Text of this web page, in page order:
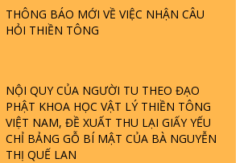
THÔNG BÁO MỚI VỀ VIỆC NHẬN CÂU
HỎI THIỀN TÔNG
NỘI QUY CỦA NGƯỜI TU THEO ĐẠO
PHẬT KHOA HỌC VẬT LÝ THIỀN TÔNG
VIỆT NAM, ĐỀ XUẤT THU LẠI GIẤY YẾU
CHỈ BẢNG GỖ BÍ MẬT CỦA BÀ NGUYỄN
THỊ QUẾ LAN
TTTD
GIẢI ĐÁP ĐẶC BIỆT P23 - THIÊN ĐÀNG Ở
GIẢI ĐÁP THIỀN TÔNG ĐẶC BIỆT P22 - TẠI
SAO TRÁI ĐẤT NHIỀU THIÊN TAI - LŨ LỤT
- HỎA HOẠN | TTTD